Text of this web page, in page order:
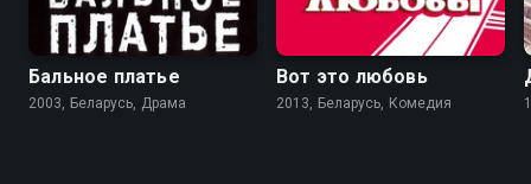
6.7
Бальное платье
2003, Беларусь, Драма
7.0
Вот это любовь
2013, Беларусь, Комедия